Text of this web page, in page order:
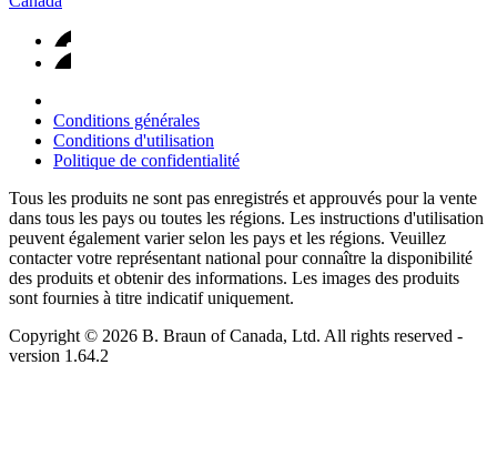
Conditions générales
Conditions d'utilisation
Politique de confidentialité
Tous les produits ne sont pas enregistrés et approuvés pour la vente
dans tous les pays ou toutes les régions. Les instructions d'utilisation
peuvent également varier selon les pays et les régions. Veuillez
contacter votre représentant national pour connaître la disponibilité
des produits et obtenir des informations. Les images des produits
sont fournies à titre indicatif uniquement.
Copyright © 2026 B. Braun of Canada, Ltd. All rights reserved -
version 1.64.2